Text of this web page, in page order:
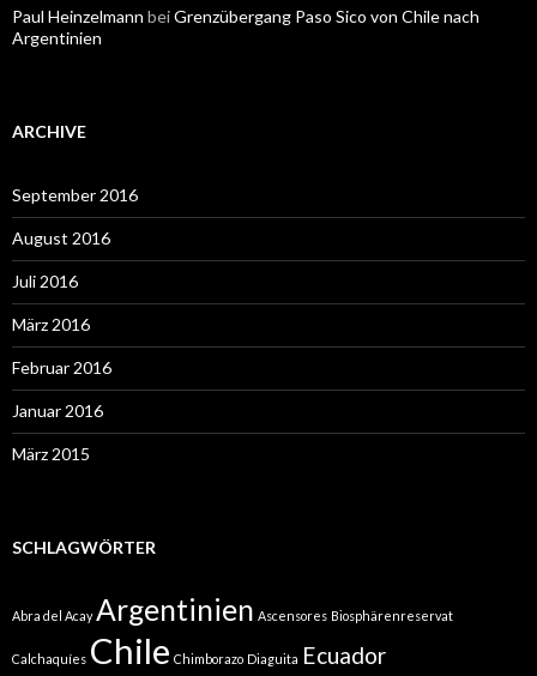
Paul Heinzelmann beiGrenzübergang Paso Sico von Chile nach
Argentinien
ARCHIVE
September 2016
August 2016
Juli 2016
März 2016
Februar 2016
Januar 2016
März 2015
SCHLAGWÖRTER
Abra del Acay Argentinien Ascensores Biosphärenreservat
Calchaquíes Chile Chimborazo Diaguita Ecuador